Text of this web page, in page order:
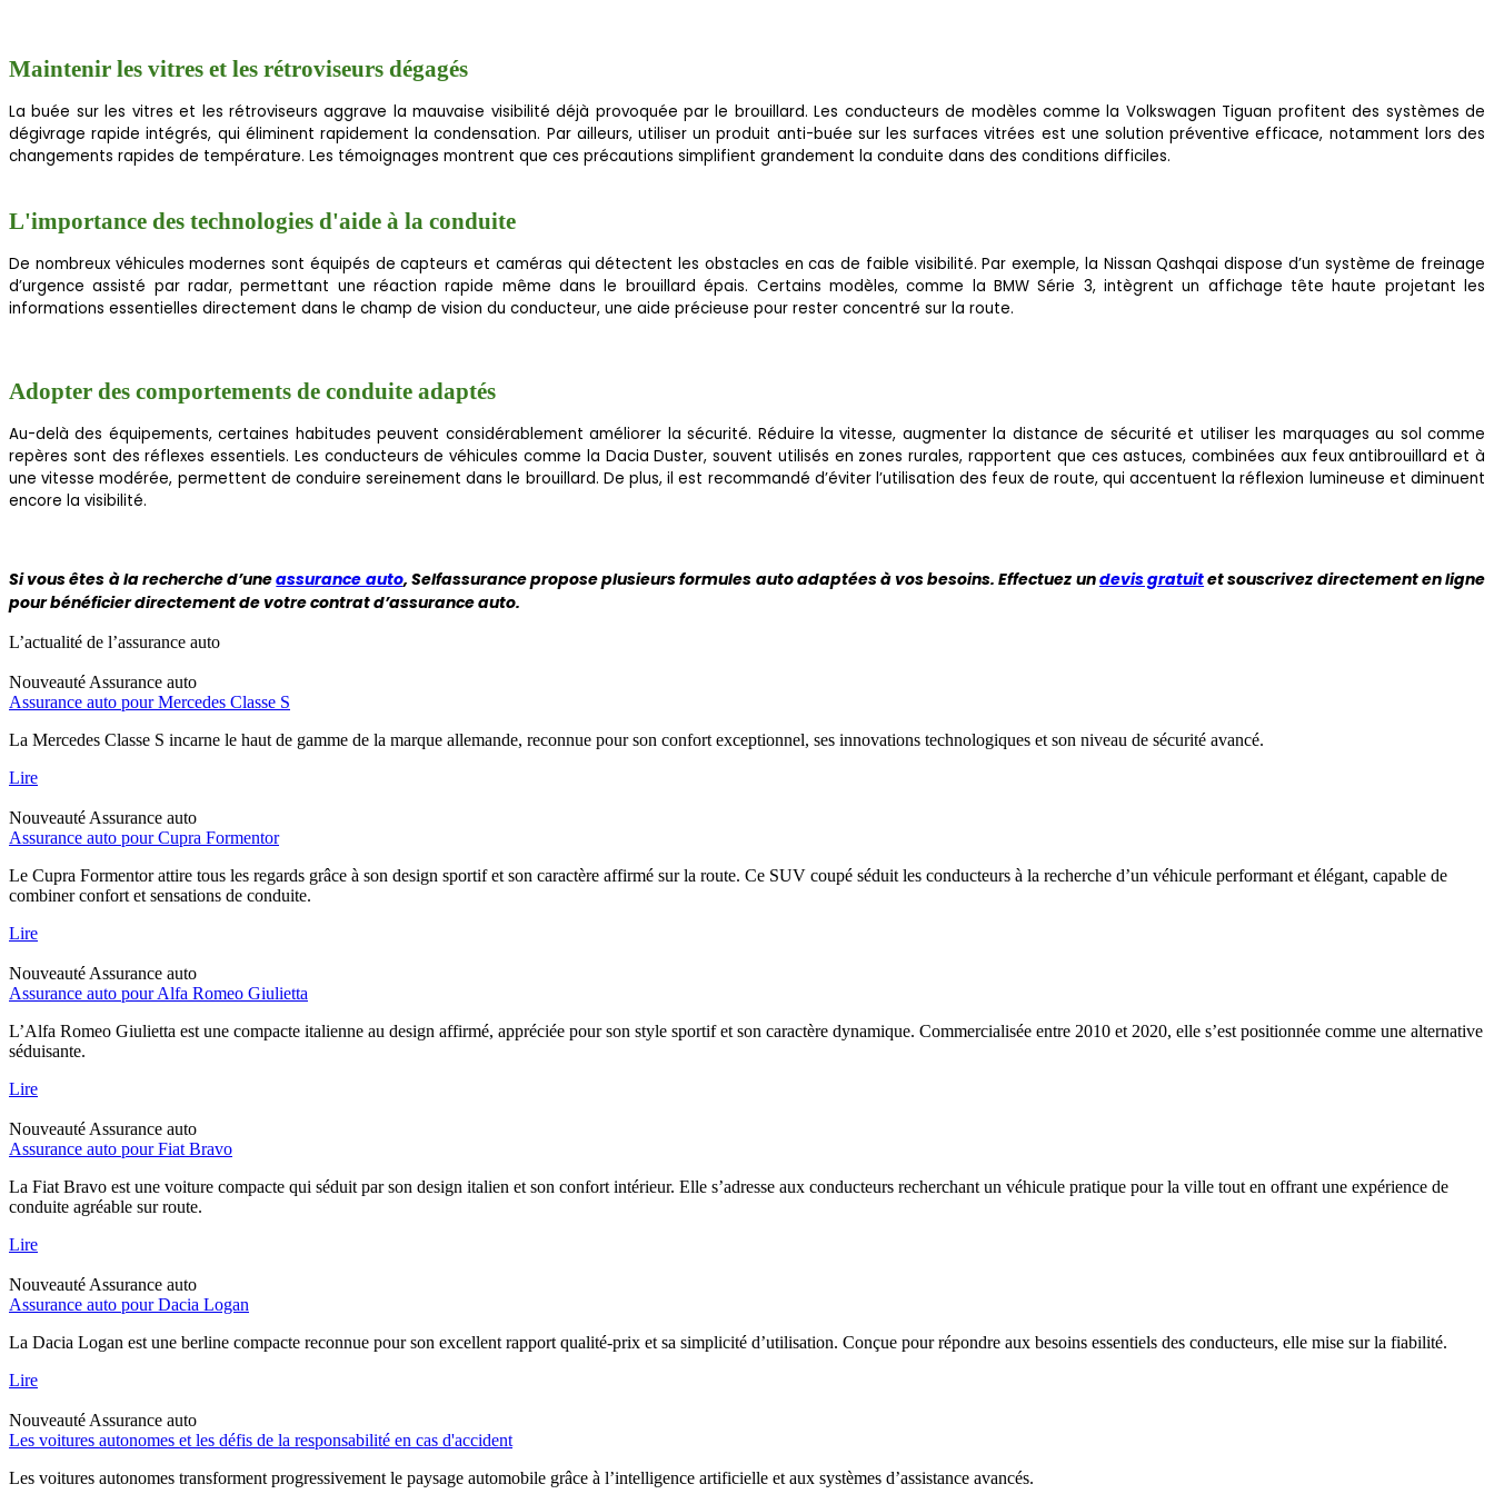
Maintenir les vitres et les rétroviseurs dégagés
La buée sur les vitres et les rétroviseurs aggrave la mauvaise visibilité déjà provoquée par le brouillard. Les conducteurs de modèles comme la Volkswagen Tiguan profitent des systèmes de
dégivrage rapide intégrés, qui éliminent rapidement la condensation. Par ailleurs, utiliser un produit anti-buée sur les surfaces vitrées est une solution préventive efficace, notamment lors des
changements rapides de température. Les témoignages montrent que ces précautions simplifient grandement la conduite dans des conditions difficiles.
L'importance des technologies d'aide à la conduite
De nombreux véhicules modernes sont équipés de capteurs et caméras qui détectent les obstacles en cas de faible visibilité. Par exemple, la Nissan Qashqai dispose d’un système de freinage
d’urgence assisté par radar, permettant une réaction rapide même dans le brouillard épais. Certains modèles, comme la BMW Série 3, intègrent un affichage tête haute projetant les
informations essentielles directement dans le champ de vision du conducteur, une aide précieuse pour rester concentré sur la route.
Adopter des comportements de conduite adaptés
Au-delà des équipements, certaines habitudes peuvent considérablement améliorer la sécurité. Réduire la vitesse, augmenter la distance de sécurité et utiliser les marquages au sol comme
repères sont des réflexes essentiels. Les conducteurs de véhicules comme la Dacia Duster, souvent utilisés en zones rurales, rapportent que ces astuces, combinées aux feux antibrouillard et à
une vitesse modérée, permettent de conduire sereinement dans le brouillard. De plus, il est recommandé d’éviter l’utilisation des feux de route, qui accentuent la réflexion lumineuse et diminuent
encore la visibilité.
Si vous êtes à la recherche d’uneassurance auto, Selfassurance propose plusieurs formules auto adaptées à vos besoins. Effectuez undevis gratuitet souscrivez directement en ligne
pour bénéficier directement de votre contrat d’assurance auto.
L’actualité de l’assurance auto
Nouveauté Assurance auto
Assurance auto pour Mercedes Classe S
La Mercedes Classe S incarne le haut de gamme de la marque allemande, reconnue pour son confort exceptionnel, ses innovations technologiques et son niveau de sécurité avancé.
Lire
Nouveauté Assurance auto
Assurance auto pour Cupra Formentor
Le Cupra Formentor attire tous les regards grâce à son design sportif et son caractère affirmé sur la route. Ce SUV coupé séduit les conducteurs à la recherche d’un véhicule performant et élégant, capable de
combiner confort et sensations de conduite.
Lire
Nouveauté Assurance auto
Assurance auto pour Alfa Romeo Giulietta
L’Alfa Romeo Giulietta est une compacte italienne au design affirmé, appréciée pour son style sportif et son caractère dynamique. Commercialisée entre 2010 et 2020, elle s’est positionnée comme une alternative
séduisante.
Lire
Nouveauté Assurance auto
Assurance auto pour Fiat Bravo
La Fiat Bravo est une voiture compacte qui séduit par son design italien et son confort intérieur. Elle s’adresse aux conducteurs recherchant un véhicule pratique pour la ville tout en offrant une expérience de
conduite agréable sur route.
Lire
Nouveauté Assurance auto
Assurance auto pour Dacia Logan
La Dacia Logan est une berline compacte reconnue pour son excellent rapport qualité-prix et sa simplicité d’utilisation. Conçue pour répondre aux besoins essentiels des conducteurs, elle mise sur la fiabilité.
Lire
Nouveauté Assurance auto
Les voitures autonomes et les défis de la responsabilité en cas d'accident
Les voitures autonomes transforment progressivement le paysage automobile grâce à l’intelligence artificielle et aux systèmes d’assistance avancés.